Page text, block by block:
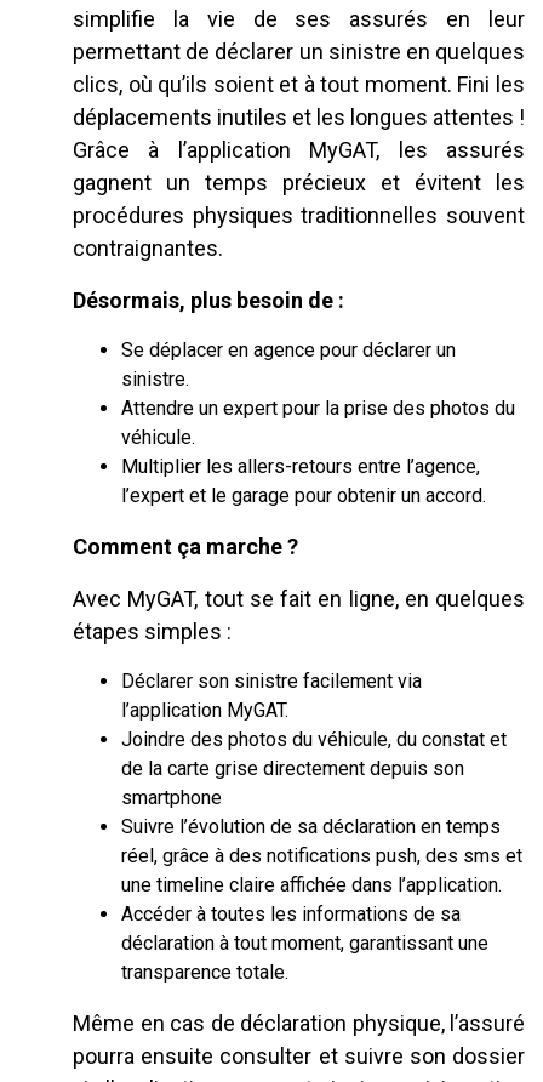
simplifie la vie de ses assurés en leur
permettant de déclarer un sinistre en quelques
clics, où qu’ils soient et à tout moment. Fini les
déplacements inutiles et les longues attentes !
Grâce à l’application MyGAT, les assurés
gagnent un temps précieux et évitent les
procédures physiques traditionnelles souvent
contraignantes.
Désormais, plus besoin de :
Se déplacer en agence pour déclarer un
sinistre.
Attendre un expert pour la prise des photos du
véhicule.
Multiplier les allers-retours entre l’agence,
l’expert et le garage pour obtenir un accord.
Comment ça marche ?
Avec MyGAT, tout se fait en ligne, en quelques
étapes simples :
Déclarer son sinistre facilement via
l’application MyGAT.
Joindre des photos du véhicule, du constat et
de la carte grise directement depuis son
smartphone
Suivre l’évolution de sa déclaration en temps
réel, grâce à des notifications push, des sms et
une timeline claire affichée dans l’application.
Accéder à toutes les informations de sa
déclaration à tout moment, garantissant une
transparence totale.
Même en cas de déclaration physique, l’assuré
pourra ensuite consulter et suivre son dossier